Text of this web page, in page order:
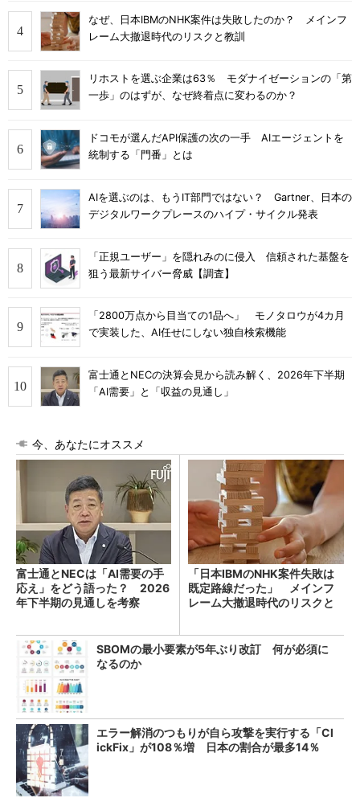
なぜ、日本IBMのNHK案件は失敗したのか？ メインフ
レーム大撤退時代のリスクと教訓
リホストを選ぶ企業は63％ モダナイゼーションの「第
一歩」のはずが、なぜ終着点に変わるのか？
ドコモが選んだAPI保護の次の一手 AIエージェントを
統制する「門番」とは
AIを選ぶのは、もうIT部門ではない？ Gartner、日本の
デジタルワークプレースのハイプ・サイクル発表
「正規ユーザー」を隠れみのに侵入 信頼された基盤を
狙う最新サイバー脅威【調査】
「2800万点から目当ての1品へ」 モノタロウが4カ月
で実装した、AI任せにしない独自検索機能
富士通とNECの決算会見から読み解く、2026年下半期
「AI需要」と「収益の見通し」
今、あなたにオススメ
富士通とNECは「AI需要の手
応え」をどう語った？ 2026
年下半期の見通しを考察
「日本IBMのNHK案件失敗は
既定路線だった」 メインフ
レーム大撤退時代のリスクと
SBOMの最小要素が5年ぶり改訂 何が必須に
なるのか
エラー解消のつもりが自ら攻撃を実行する「Cl
ickFix」が108％増 日本の割合が最多14％